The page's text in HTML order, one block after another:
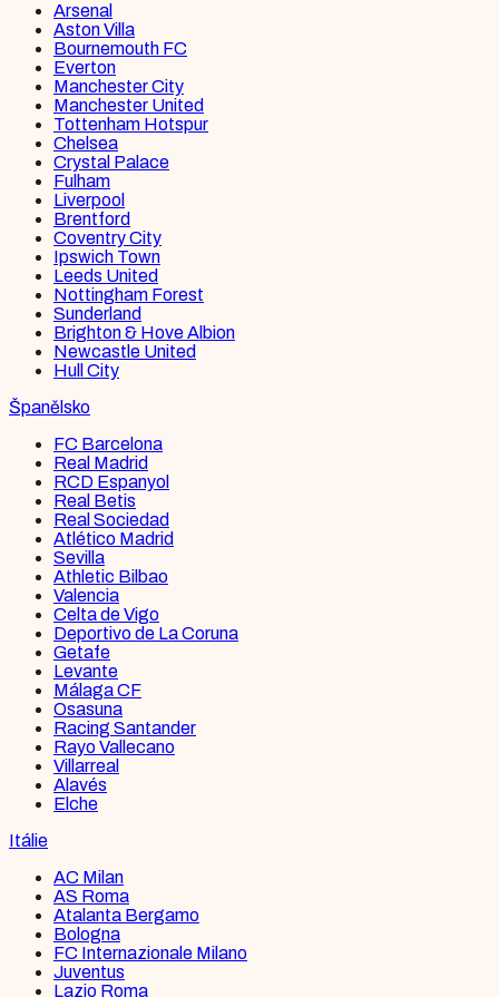
Arsenal
Aston Villa
Bournemouth FC
Everton
Manchester City
Manchester United
Tottenham Hotspur
Chelsea
Crystal Palace
Fulham
Liverpool
Brentford
Coventry City
Ipswich Town
Leeds United
Nottingham Forest
Sunderland
Brighton & Hove Albion
Newcastle United
Hull City
Španělsko
FC Barcelona
Real Madrid
RCD Espanyol
Real Betis
Real Sociedad
Atlético Madrid
Sevilla
Athletic Bilbao
Valencia
Celta de Vigo
Deportivo de La Coruna
Getafe
Levante
Málaga CF
Osasuna
Racing Santander
Rayo Vallecano
Villarreal
Alavés
Elche
Itálie
AC Milan
AS Roma
Atalanta Bergamo
Bologna
FC Internazionale Milano
Juventus
Lazio Roma